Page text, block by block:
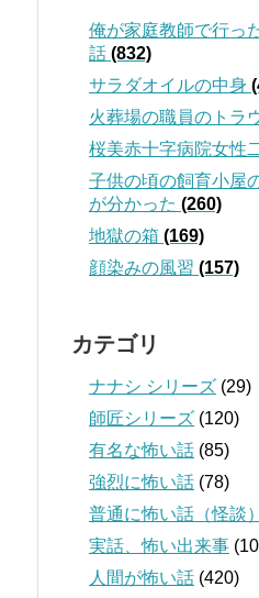
俺が家庭教師で行っ
話 (832)
サラダオイルの中身
火葬場の職員のトラ
桜美赤十字病院女性
子供の頃の飼育小屋
が分かった (260)
地獄の箱 (169)
顔染みの風習 (157)
カテゴリ
ナナシ シリーズ (29)
師匠シリーズ (120)
有名な怖い話 (85)
強烈に怖い話 (78)
普通に怖い話（怪談）
実話、怖い出来事
人間が怖い話 (420)